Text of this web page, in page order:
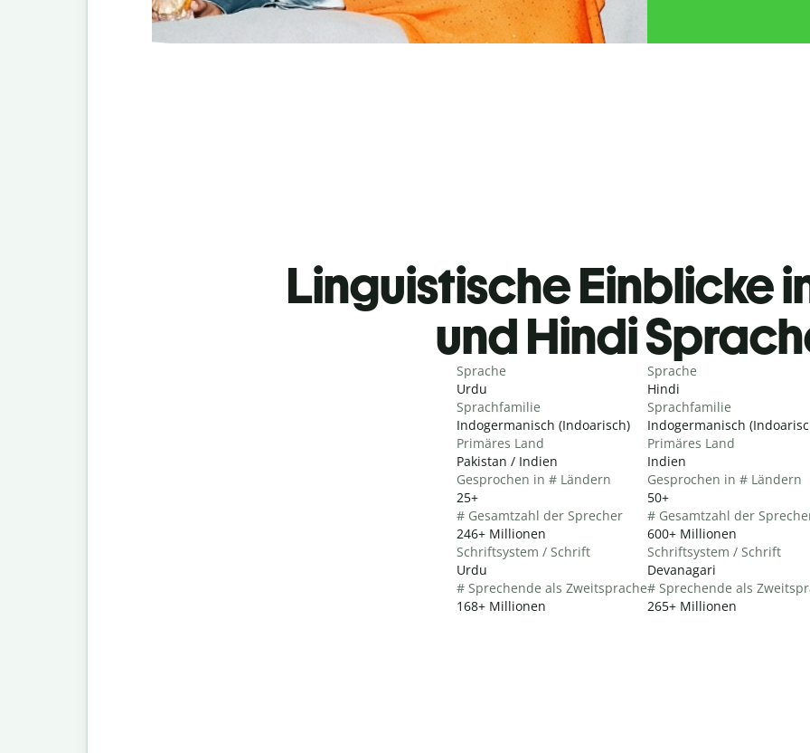
Linguistische Einblicke
und Hindi
Sprache
Urdu
Sprachfamilie
Indogermanisch (Indoarisch)
Primäres Land
Pakistan / Indien
Gesprochen in # Ländern
25+
# Gesamtzahl der Sprecher
246+ Millionen
Schriftsystem / Schrift
Urdu
# Sprechende als Zweitsprache
168+ Millionen
Sprache
Hindi
Sprachfamilie
Indogermanisch
Primäres Land
Indien
Gesprochen in # Ländern
50+
# Gesamtzahl der
600+ Millionen
Schriftsystem / Schrift
Devanagari
# Sprechende als
265+ Millionen